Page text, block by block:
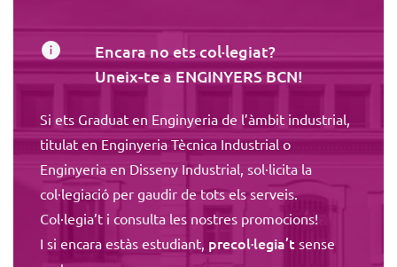
Encara no ets col·legiat?
Uneix-te a ENGINYERS BCN!
Si ets Graduat en Enginyeria de l’àmbit industrial,
titulat en Enginyeria Tècnica Industrial o
Enginyeria en Disseny Industrial, sol·licita la
col·legiació per gaudir de tots els serveis.
Col·legia’t i consulta les nostres promocions!
I si encara estàs estudiant, precol·legia’t sense